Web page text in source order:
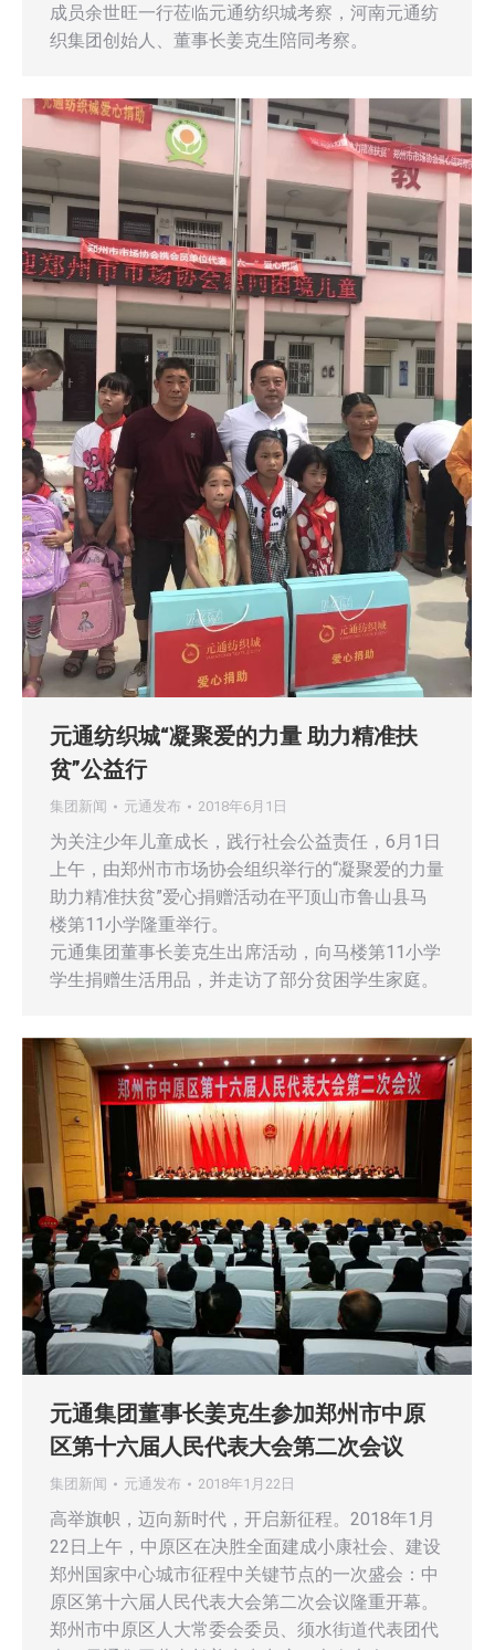
成员余世旺一行莅临元通纺织城考察，河南元通纺
织集团创始人、董事长姜克生陪同考察。
元通纺织城“凝聚爱的力量 助力精准扶
贫”公益行
集团新闻 元通发布 2018年6月1日
为关注少年儿童成长，践行社会公益责任，6月1日
上午，由郑州市市场协会组织举行的“凝聚爱的力量
助力精准扶贫”爱心捐赠活动在平顶山市鲁山县马
楼第11小学隆重举行。
元通集团董事长姜克生出席活动，向马楼第11小学
学生捐赠生活用品，并走访了部分贫困学生家庭。
元通集团董事长姜克生参加郑州市中原
区第十六届人民代表大会第二次会议
集团新闻 元通发布 2018年1月22日
高举旗帜，迈向新时代，开启新征程。2018年1月
22日上午，中原区在决胜全面建成小康社会、建设
郑州国家中心城市征程中关键节点的一次盛会：中
原区第十六届人民代表大会第二次会议隆重开幕。
郑州市中原区人大常委会委员、须水街道代表团代